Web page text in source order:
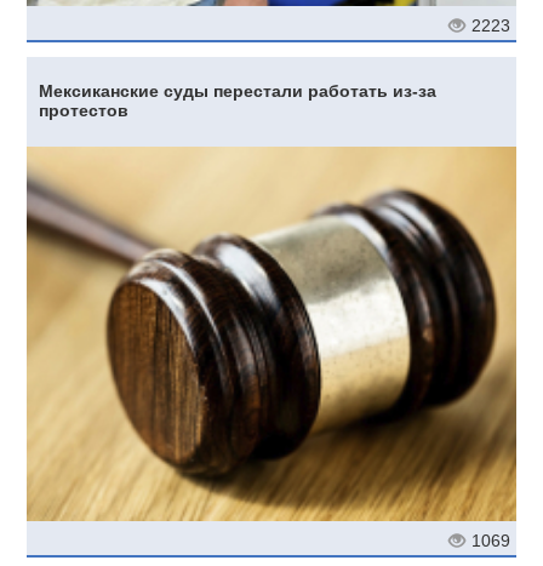
2223
Мексиканские суды перестали работать из-за
протестов
1069